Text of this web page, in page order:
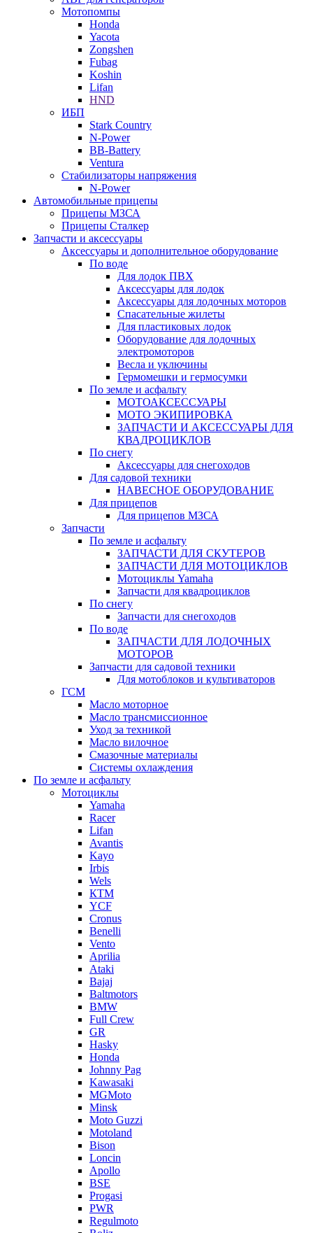
Мотопомпы
Honda
Yacota
Zongshen
Fubag
Koshin
Lifan
HND
ИБП
Stark Country
N-Power
BB-Battery
Ventura
Стабилизаторы напряжения
N-Power
Автомобильные прицепы
Прицепы МЗСА
Прицепы Сталкер
Запчасти и аксессуары
Аксессуары и дополнительное оборудование
По воде
Для лодок ПВХ
Аксессуары для лодок
Аксессуары для лодочных моторов
Спасательные жилеты
Для пластиковых лодок
Оборудование для лодочных
электромоторов
Весла и уключины
Гермомешки и гермосумки
По земле и асфальту
МОТОАКСЕССУАРЫ
МОТО ЭКИПИРОВКА
ЗАПЧАСТИ И АКСЕССУАРЫ ДЛЯ
КВАДРОЦИКЛОВ
По снегу
Аксессуары для снегоходов
Для садовой техники
НАВЕСНОЕ ОБОРУДОВАНИЕ
Для прицепов
Для прицепов МЗСА
Запчасти
По земле и асфальту
ЗАПЧАСТИ ДЛЯ СКУТЕРОВ
ЗАПЧАСТИ ДЛЯ МОТОЦИКЛОВ
Мотоциклы Yamaha
Запчасти для квадроциклов
По снегу
Запчасти для снегоходов
По воде
ЗАПЧАСТИ ДЛЯ ЛОДОЧНЫХ
МОТОРОВ
Запчасти для садовой техники
Для мотоблоков и культиваторов
ГСМ
Масло моторное
Масло трансмиссионное
Уход за техникой
Масло вилочное
Смазочные материалы
Системы охлаждения
По земле и асфальту
Мотоциклы
Yamaha
Racer
Lifan
Avantis
Kayo
Irbis
Wels
КТМ
YCF
Cronus
Benelli
Vento
Aprilia
Ataki
Bajaj
Baltmotors
BMW
Full Crew
GR
Hasky
Honda
Johnny Pag
Kawasaki
MGMoto
Minsk
Moto Guzzi
Motoland
Bison
Loncin
Apollo
BSE
Progasi
PWR
Regulmoto